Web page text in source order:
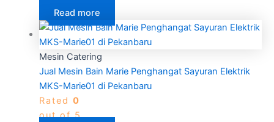
Read more
Mesin Catering
Jual Mesin Bain Marie Penghangat Sayuran Elektrik
MKS-Marie01 di Pekanbaru
Rated 0
out of 5